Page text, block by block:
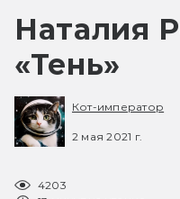
Наталия
«Тень»
Кот-император
2 мая 2021 г.
4203